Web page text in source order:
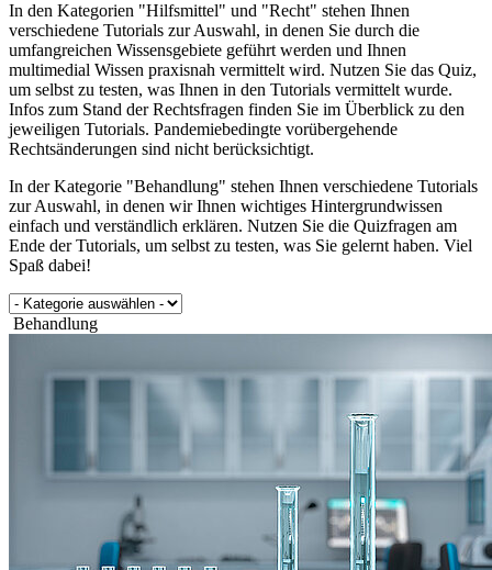
In den Kategorien "Hilfsmittel" und "Recht" stehen Ihnen
verschiedene Tutorials zur Auswahl, in denen Sie durch die
umfangreichen Wissensgebiete geführt werden und Ihnen
multimedial Wissen praxisnah vermittelt wird. Nutzen Sie das Quiz,
um selbst zu testen, was Ihnen in den Tutorials vermittelt wurde.
Infos zum Stand der Rechtsfragen finden Sie im Überblick zu den
jeweiligen Tutorials. Pandemiebedingte vorübergehende
Rechtsänderungen sind nicht berücksichtigt.
In der Kategorie "Behandlung" stehen Ihnen verschiedene Tutorials
zur Auswahl, in denen wir Ihnen wichtiges Hintergrundwissen
einfach und verständlich erklären. Nutzen Sie die Quizfragen am
Ende der Tutorials, um selbst zu testen, was Sie gelernt haben. Viel
Spaß dabei!
Behandlung